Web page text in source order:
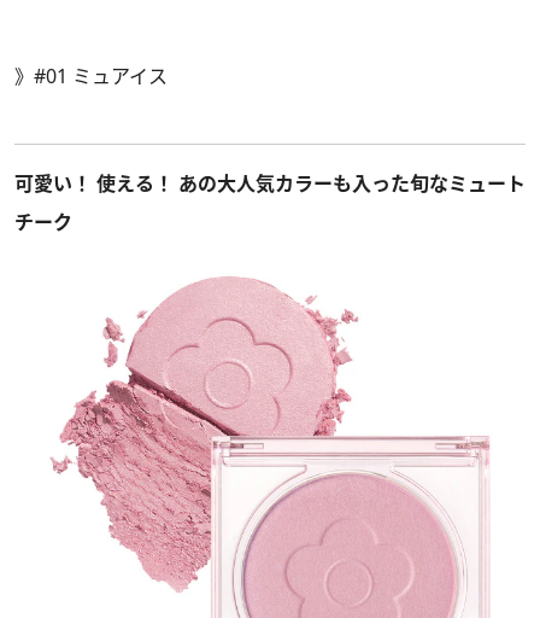
》 #01 ミュアイス
可愛い！ 使える！ あの大人気カラーも入った旬なミュート
チーク